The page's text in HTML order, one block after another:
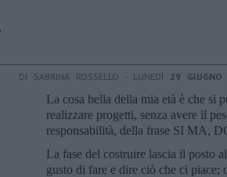
DI SABRINA ROSSELLO - LUNEDÌ 29
La cosa bella della mia età è che si
realizzare progetti, senza avere il
responsabilità, della frase SI MA,
La fase del costruire lascia il posto
gusto di fare e dire ciò che ci piace;